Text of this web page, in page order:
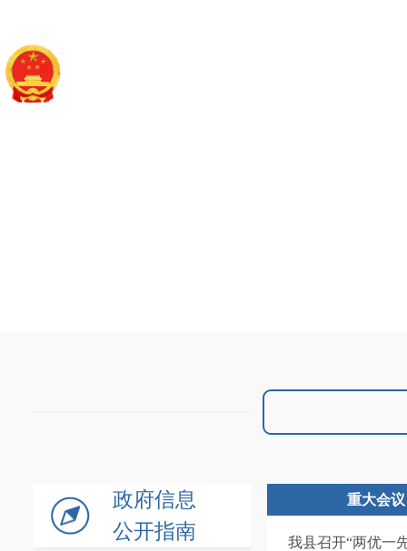
政府信息
公开指南
重大会议
我县召开“两优一